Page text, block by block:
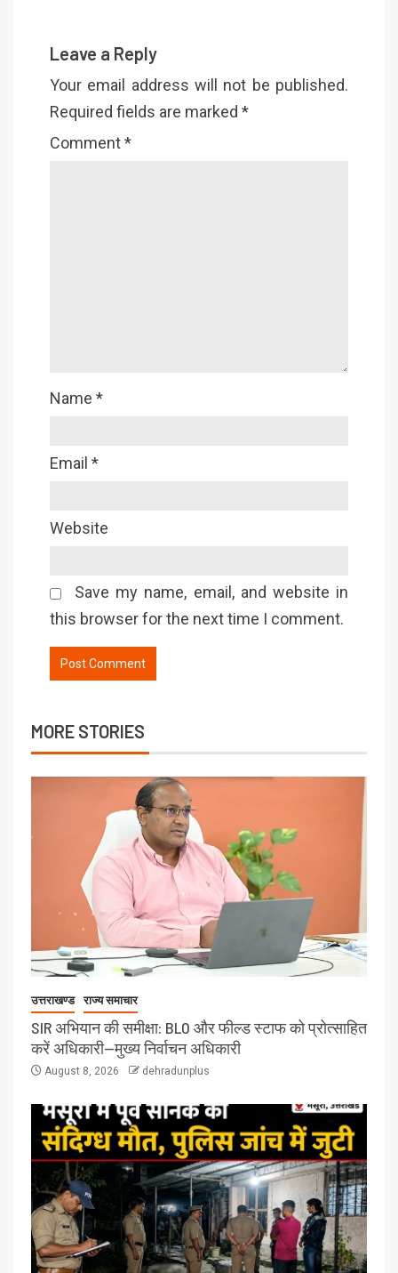
Leave a Reply
Your email address will not be published.
Required fields are marked *
Comment*
Name *
Email *
Website
Save my name, email, and website in
this browser for the next time I comment.
MORE STORIES
उत्तराखण्ड राज्य समाचार
SIR अभियान की समीक्षा: BLO और फील्ड स्टाफ को प्रोत्साहित
करें अधिकारी—मुख्य निर्वाचन अधिकारी
August 8, 2026 dehradunplus